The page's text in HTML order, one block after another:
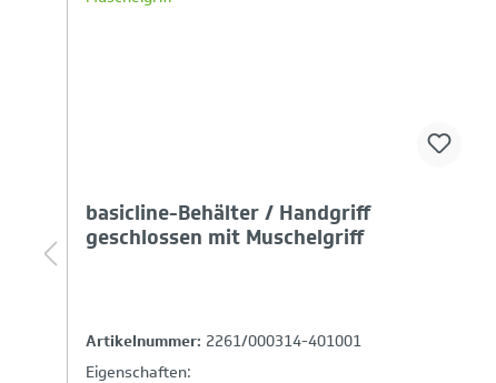
basicline-Behälter / Handgriff
geschlossen mit Muschelgriff
Artikelnummer: 2261/000314-401001
Eigenschaften: